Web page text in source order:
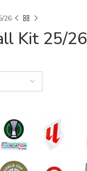
26
Kit 25/26